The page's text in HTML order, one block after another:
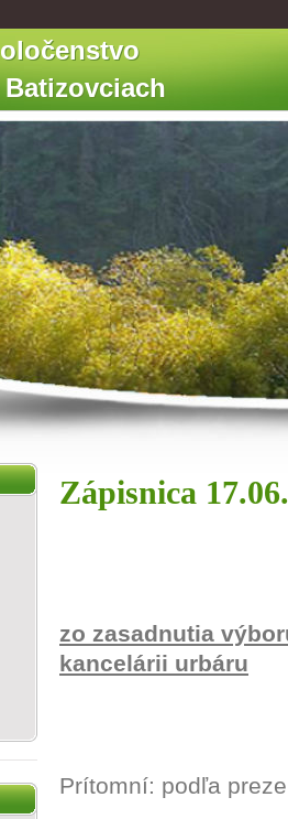
Zápisnica
zo zasadnutia
kancelárii urbáru
Prítomní: podľa